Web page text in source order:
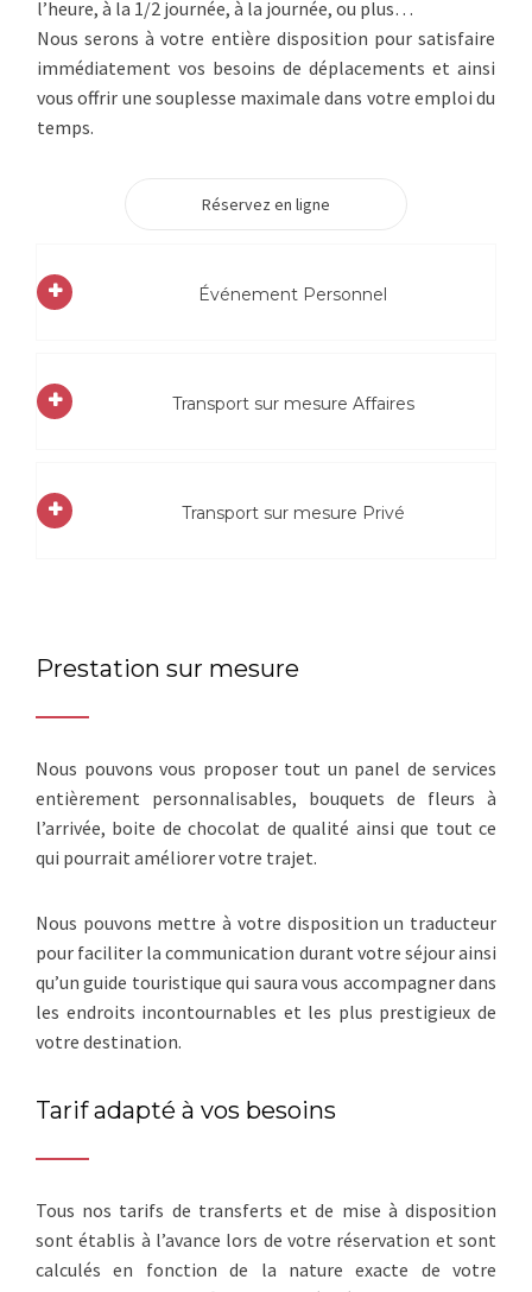
l’heure, à la 1/2 journée, à la journée, ou plus…
Nous serons à votre entière disposition pour satisfaire
immédiatement vos besoins de déplacements et ainsi
vous offrir une souplesse maximale dans votre emploi du
temps.
Réservez en ligne
Événement Personnel
Transport sur mesure Affaires
Transport sur mesure Privé
Prestation sur mesure
Nous pouvons vous proposer tout un panel de services
entièrement personnalisables, bouquets de fleurs à
l’arrivée, boite de chocolat de qualité ainsi que tout ce
qui pourrait améliorer votre trajet.
Nous pouvons mettre à votre disposition un traducteur
pour faciliter la communication durant votre séjour ainsi
qu’un guide touristique qui saura vous accompagner dans
les endroits incontournables et les plus prestigieux de
votre destination.
Tarif adapté à vos besoins
Tous nos tarifs de transferts et de mise à disposition
sont établis à l’avance lors de votre réservation et sont
calculés en fonction de la nature exacte de votre